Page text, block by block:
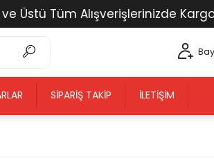
Tüm Alışverişlerinizde Kargo
SIPARIŞ TAKIP İLETIŞIM